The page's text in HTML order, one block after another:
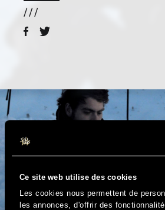
Ce site web utilise des cookies
Les cookies nous permettent de
les annonces, d'offrir des
/ / /